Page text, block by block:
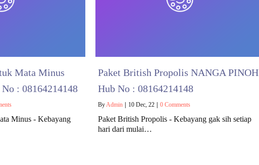
Mata Minus
: 08164214148
Minus - Kebayang
Paket British Propolis NANGA PINOH
Hub No : 08164214148
By Admin | 10 Dec, 22 | 0 Comments
Paket British Propolis - Kebayang gak sih setiap
hari dari mulai…